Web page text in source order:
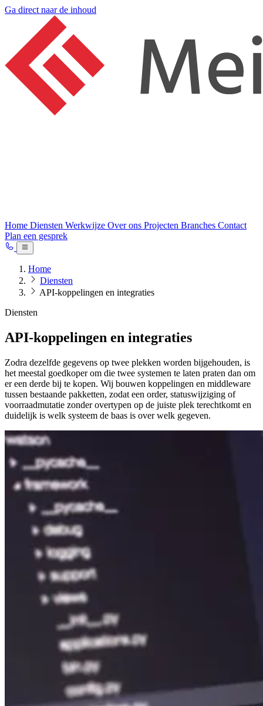
Ga direct naar de inhoud
Home Diensten Werkwijze Over ons Projecten Branches Contact
Plan een gesprek
Home
Diensten
API-koppelingen en integraties
Diensten
API-koppelingen en integraties
Zodra dezelfde gegevens op twee plekken worden bijgehouden, is
het meestal goedkoper om die twee systemen te laten praten dan om
er een derde bij te kopen. Wij bouwen koppelingen en middleware
tussen bestaande pakketten, zodat een order, statuswijziging of
voorraadmutatie zonder overtypen op de juiste plek terechtkomt en
duidelijk is welk systeem de baas is over welk gegeven.